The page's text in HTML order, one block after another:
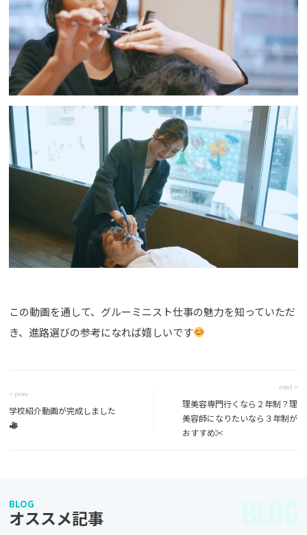
この動画を通して、グルーミニスト仕事の魅力を知っていただ
き、進路選びの参考になれば嬉しいです
< prev
学校紹介動画が完成しました
next >
理美容専門行くなら２年制？理
美容師になりたいなら３年制が
おすすめ✂︎
BLOG
オススメ記事